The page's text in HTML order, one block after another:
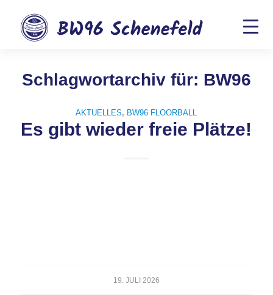
Schlagwortarchiv für: BW96
AKTUELLES, BW96 FLOORBALL
Es gibt wieder freie Plätze!
19. JULI 2026